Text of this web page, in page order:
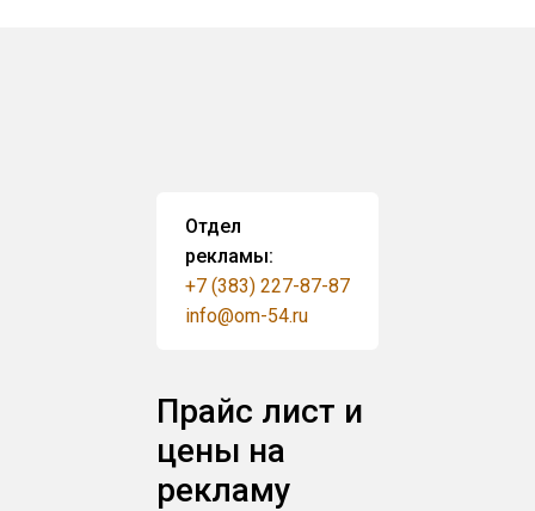
Отдел
рекламы:
+7 (383) 227-87-87
info@om-54.ru
Прайс лист и
цены на
рекламу